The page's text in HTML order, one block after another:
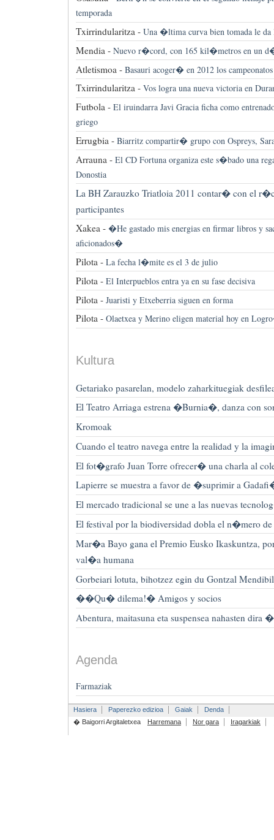
temporada
Txirrindularitza - Una �ltima curva bien tomada le da
Mendia - Nuevo r�cord, con 165 kil�metros en un
Atletismoa - Basauri acoger� en 2012 los
Txirrindularitza - Vos logra una nueva victoria en
Futbola - El iruindarra Javi Gracia ficha como
griego
Errugbia - Biarritz compartir� grupo con Ospreys,
Arrauna - El CD Fortuna organiza este s�bado una
Donostia
La BH Zarauzko Triatloia 2011 contar� con el
participantes
Xakea - �He gastado mis energias en firmar libros y
aficionados�
Pilota - La fecha l�mite es el 3 de julio
Pilota - El Interpueblos entra ya en su fase decisiva
Pilota - Juaristi y Etxeberria siguen en forma
Pilota - Olaetxea y Merino eligen material hoy en
Kultura
Getariako pasarelan, modelo zaharkituegiak
El Teatro Arriaga estrena �Burnia�, danza con
Kromoak
Cuando el teatro navega entre la realidad y la
El fot�grafo Juan Torre ofrecer� una charla al
Lapierre se muestra a favor de �suprimir a
El mercado tradicional se une a las nuevas
El festival por la biodiversidad dobla el n�mero de
Mar�a Bayo gana el Premio Eusko Ikaskuntza,
val�a humana
Gorbeiari lotuta, bihotzez egin du Gontzal
��Qu� dilema!� Amigos y socios
Abentura, maitasuna eta suspensea nahasten
Agenda
Farmaziak
Hasiera Paperezko edizioa Gaiak
Denda
� Baigorri Argitaletxea
Harremana Nor gara Iragarkiak